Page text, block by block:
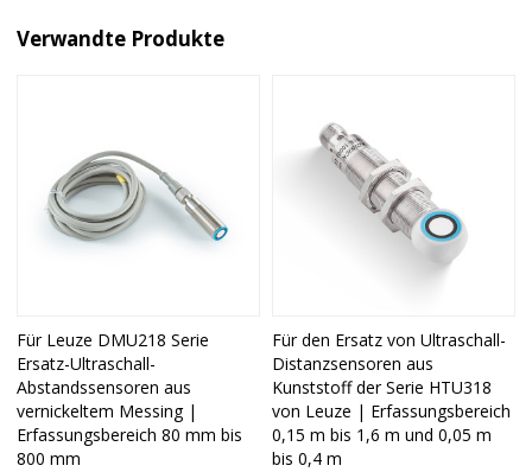
Verwandte Produkte
Für Leuze DMU218 Serie
Ersatz-Ultraschall-
Abstandssensoren aus
vernickeltem Messing |
Erfassungsbereich 80 mm bis
800 mm
Für den Ersatz von Ultraschall-
Distanzsensoren aus
Kunststoff der Serie HTU318
von Leuze | Erfassungsbereich
0,15 m bis 1,6 m und 0,05 m
bis 0,4 m